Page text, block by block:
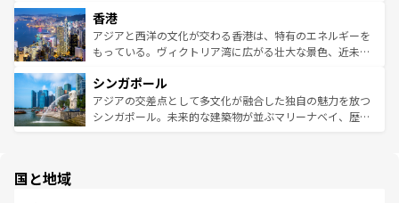
とつ。フォーやバインミー、ベトナムコーヒーなどは、ぜ
ひ現地で味わいたい。どの地域を訪れてもあたたかい人々
が旅行者を迎えてくれるので、きっと忘れられない旅にな
参照してほしい。
の活気が交差している。北部ではチェンマイなどの山岳地
帯で自然と触れ合い、南部ではプーケットやクラビの美し
いビーチでリゾート気分を楽しむことができる。タイ料理
激する。気候は一年中温暖で、どの季節にも異なる楽しみ
が待っている。親しみやすいタイの人々、仏教を中心とし
た文化、そして多様な観光資源が、訪れる旅人を魅了し続
香港
アジアと西洋の文化が交わる香港は、特有のエネルギーを
もっている。ヴィクトリア湾に広がる壮大な景色、近未来
み、どこを訪れても感動するはず。観光スポットが密集し
ており、効率よく見どころを回れるのも魅力。息をのむよ
うな絶景から文化的な体験まで、香港を存分に楽しみ尽く
シンガポール
アジアの交差点として多文化が融合した独自の魅力を放つ
シンガポール。未来的な建築物が並ぶマリーナベイ、歴史
国と地域